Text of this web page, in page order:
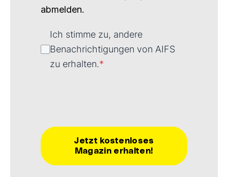
abmelden.
Ich stimme zu, andere
Benachrichtigungen von AIFS
zu erhalten.*
Jetzt kostenloses
Magazin erhalten!